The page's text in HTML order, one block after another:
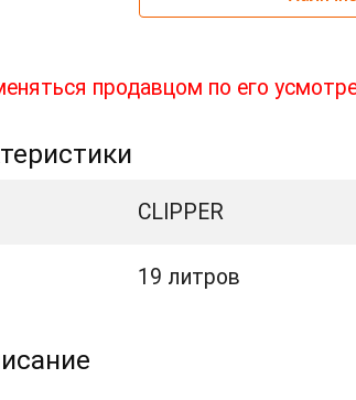
продавцом по его
CLIPPER
19 литров